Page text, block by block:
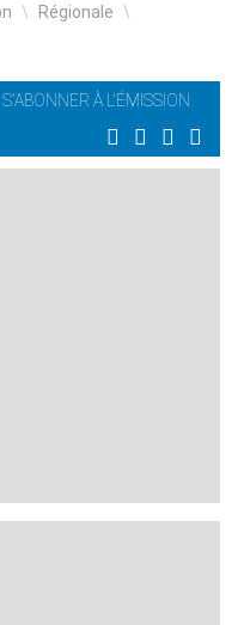
\ Régionale \
S'ABONNER À L'ÉMISSION